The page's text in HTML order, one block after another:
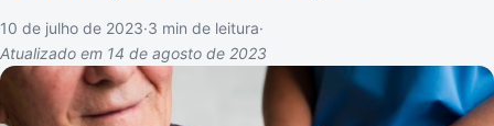
10 de julho de 2023·3 min de leitura·
Atualizado em 14 de agosto de 2023